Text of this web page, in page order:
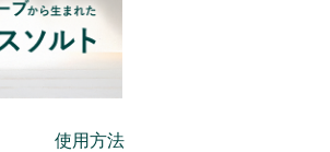
使用方法